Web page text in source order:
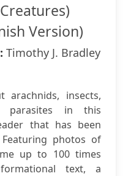
Version)
Timothy J. Bradley
arachnids, insects,
parasites in this
that has been
photos of
up to 100 times
text, a